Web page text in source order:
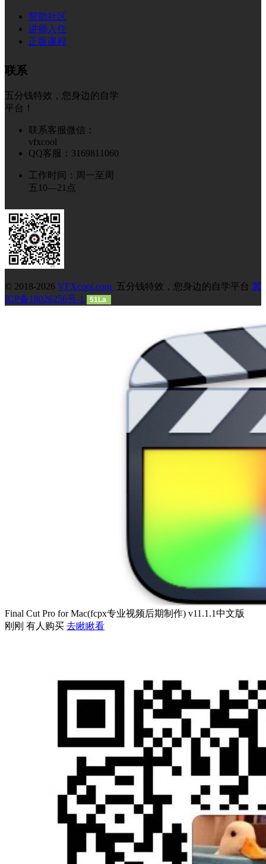
帮助社区
讲师入住
正版课程
联系
五分钱特效，您身边的自学
平台！
联系客服微信：
vfxcool
QQ客服：3169811060
工作时间：周一至周
五10—21点
© 2018-2026 VFXcool.com 五分钱特效，您身边的自学平台 冀
ICP备18026256号-1
51La
Final Cut Pro for Mac(fcpx专业视频后期制作) v11.1.1中文版
刚刚 有人购买 去瞅瞅看